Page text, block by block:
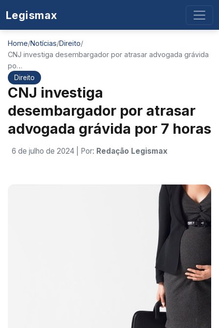
Legismax
Home/Notícias/Direito/
CNJ investiga desembargador por atrasar advogada grávida
po…
Direito
CNJ investiga
desembargador por atrasar
advogada grávida por 7 horas
6 de julho de 2024 | Por: Redação Legismax